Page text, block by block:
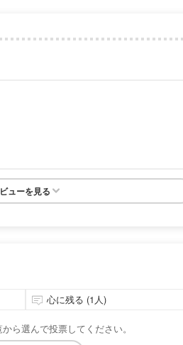
ューを見る
心に残る (1人)
ら選んで投票してください。